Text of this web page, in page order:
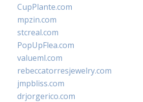
CupPlante.com
mpzin.com
stcreal.com
PopUpFlea.com
valueml.com
rebeccatorresjewelry.com
jmpbliss.com
drjorgerico.com